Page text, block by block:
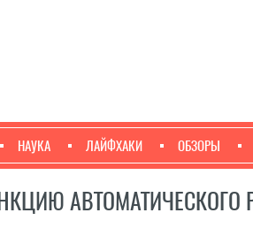
НАУКА ЛАЙФХАКИ ОБЗОРЫ